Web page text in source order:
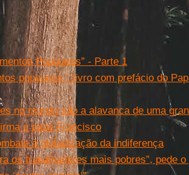
Populares” - Parte 1
populares”: livro com prefácio do
no mundo são a alavanca de uma
o papa Francisco
à globalização da indiferença
os trabalhadores mais pobres”, pede